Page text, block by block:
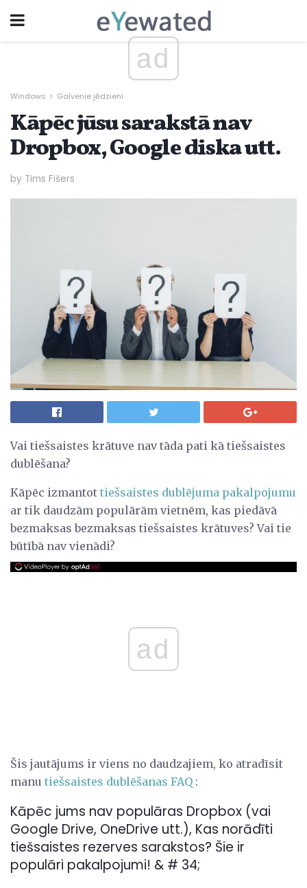
ad
Windows Galvenie jēdzieni
Kāpēc jūsu sarakstā nav
Dropbox, Google diska utt.
by Tims Fišers
Vai tiešsaistes krātuve nav tāda pati kā tiešsaistes
dublēšana?
Kāpēc izmantot tiešsaistes dublējuma pakalpojumu
ar tik daudzām populārām vietnēm, kas piedāvā
bezmaksas bezmaksas tiešsaistes krātuves? Vai tie
būtībā nav vienādi?
ad
Šis jautājums ir viens no daudzajiem, ko atradīsit
manu tiešsaistes dublēšanas FAQ :
Kāpēc jums nav populāras Dropbox (vai
Google Drive, OneDrive utt.), Kas norādīti
tiešsaistes rezerves sarakstos? Šie ir
populāri pakalpojumi! & # 34;